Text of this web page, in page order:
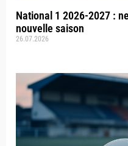
National 1 2026-2027 :
nouvelle saison
26.07.2026